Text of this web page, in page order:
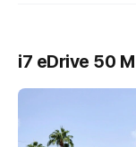
i7 eDrive 50 M